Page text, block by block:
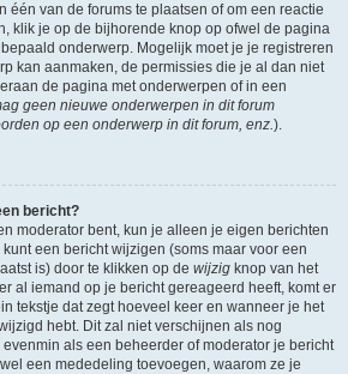
één van de forums te plaatsen of om een reactie
klik je op de bijhorende knop op ofwel de pagina
onderwerp. Mogelijk moet je je registreren
kan aanmaken, de permissies die je al dan niet
de pagina met onderwerpen of in een
geen nieuwe onderwerpen in dit forum
op een onderwerp in dit forum, enz.).
bericht?
moderator bent, kun je alleen je eigen berichten
een bericht wijzigen (soms maar voor een
is) door te klikken op de wijzig knop van het
al iemand op je bericht gereageerd heeft, komt er
tekstje dat zegt hoeveel keer en wanneer je het
hebt. Dit zal niet verschijnen als nog
als een beheerder of moderator je bericht
een mededeling toevoegen, waarom ze je